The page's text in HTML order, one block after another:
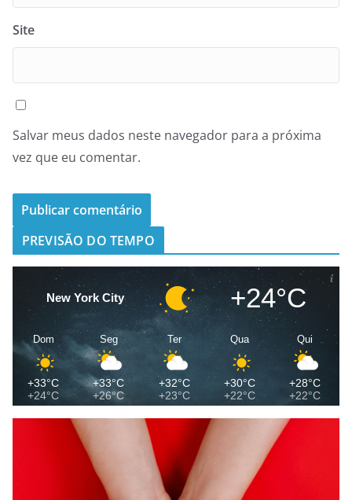
Site
Salvar meus dados neste navegador para a próxima
vez que eu comentar.
PREVISÃO DO TEMPO
New York City +24°C
Dom
+33°C
+24°C
Seg
+33°C
+26°C
Ter
+32°C
+23°C
Qua
+30°C
+22°C
Qui
+28°C
+22°C